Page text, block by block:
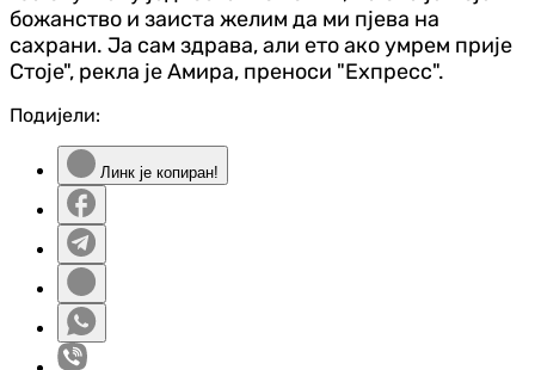
божанство и заиста желим да ми пјева на
сахрани. Ја сам здрава, али ето ако умрем прије
Стоје", рекла је Амира, преноси "Еxпресс".
Подијели:
Линк је копиран!